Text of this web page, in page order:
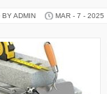
ADMIN MAR - 7 - 2025